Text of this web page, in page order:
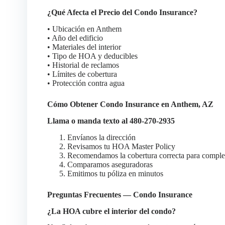
¿Qué Afecta el Precio del Condo Insurance?
• Ubicación en Anthem
• Año del edificio
• Materiales del interior
• Tipo de HOA y deducibles
• Historial de reclamos
• Límites de cobertura
• Protección contra agua
Cómo Obtener Condo Insurance en Anthem, AZ
Llama o manda texto al 480-270-2935
Envíanos la dirección
Revisamos tu HOA Master Policy
Recomendamos la cobertura correcta para
Comparamos aseguradoras
Emitimos tu póliza en minutos
Preguntas Frecuentes — Condo Insurance
¿La HOA cubre el interior del condo?